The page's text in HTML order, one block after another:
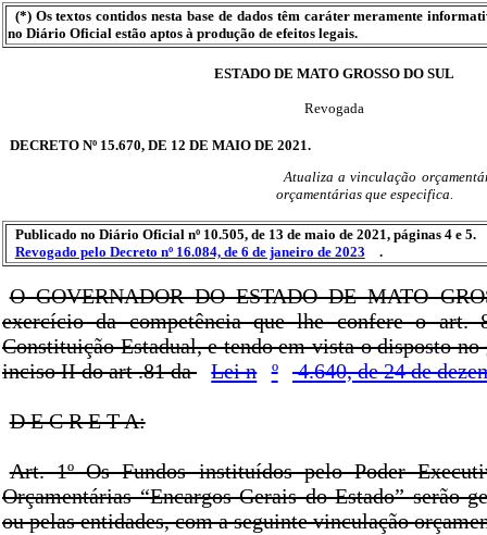
(*) Os textos contidos nesta base de dados têm caráter meramente
no Diário Oficial estão aptos à produção de efeitos legais.
ESTADO DE MATO GROSSO DO SUL
Revogada
DECRETO Nº 15.670, DE 12 DE MAIO DE 2021.
Atualiza a vinculação
orçamentárias que especifica.
Publicado no Diário Oficial nº 10.505, de 13 de maio de 2021, páginas 4 e 5.
Revogado pelo Decreto nº 16.084, de 6 de janeiro de 2023
.
O GOVERNADOR DO ESTADO DE MATO
exercício da competência que lhe confere o
Constituição Estadual, e tendo em vista o disposto no
inciso II do art .81 da
Lei n º 4.640, de 24 de
D E C R E T A:
Art. 1º Os Fundos instituídos pelo Poder
Orçamentárias “Encargos Gerais do Estado” serão
ou pelas entidades, com a seguinte vinculação